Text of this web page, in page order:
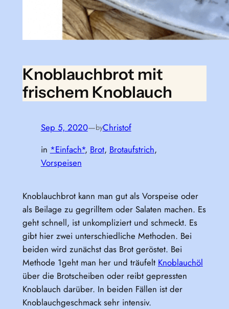
Knoblauchbrot mit
frischem Knoblauch
Sep 5, 2020—byChristof
in *Einfach*, Brot, Brotaufstrich
Vorspeisen
Knoblauchbrot kann man gut als Vorspeise oder
als Beilage zu gegrilltem oder Salaten machen. Es
geht schnell, ist unkompliziert und schmeckt. Es
gibt hier zwei unterschiedliche Methoden. Bei
beiden wird zunächst das Brot geröstet. Bei
Methode 1geht man her und träufelt Knoblauchöl
über die Brotscheiben oder reibt gepressten
Knoblauch darüber. In beiden Fällen ist der
Knoblauchgeschmack sehr intensiv.